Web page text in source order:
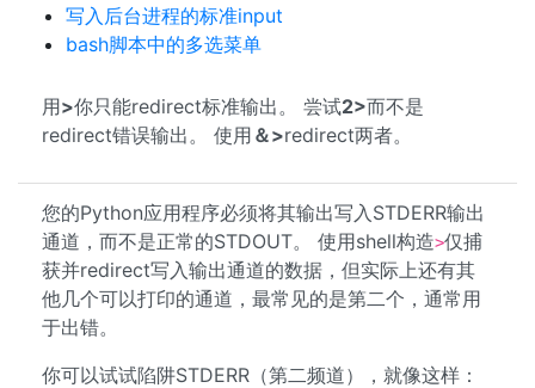
写入后台进程的标准input
bash脚本中的多选菜单
用>你只能redirect标准输出。 尝试2>而不是
redirect错误输出。 使用 ＆>redirect两者。
您的Python应用程序必须将其输出写入STDERR输出
通道，而不是正常的STDOUT。 使用shell构造>仅捕
获并redirect写入输出通道的数据，但实际上还有其
他几个可以打印的通道，最常见的是第二个，通常用
于出错。
你可以试试陷阱STDERR（第二频道），就像这样：